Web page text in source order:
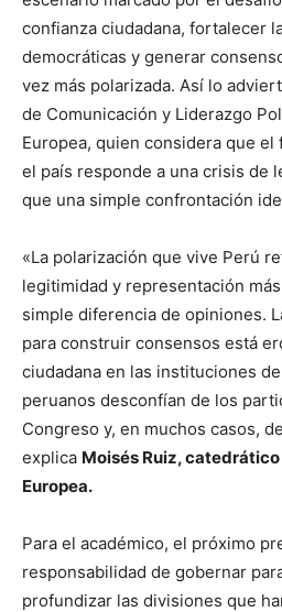
confianza ciudadana, fortalecer
democráticas y generar
vez más polarizada. Así lo
de Comunicación y Liderazgo
Europea, quien considera que
el país responde a una crisis de
que una simple confrontación
«La polarización que vive Perú
legitimidad y representación
simple diferencia de opiniones.
para construir consensos está
ciudadana en las instituciones
peruanos desconfían de los
Congreso y, en muchos casos,
explica Moisés Ruiz,catedrático
Europea.
Para el académico, el próximo
responsabilidad de gobernar
profundizar las divisiones que